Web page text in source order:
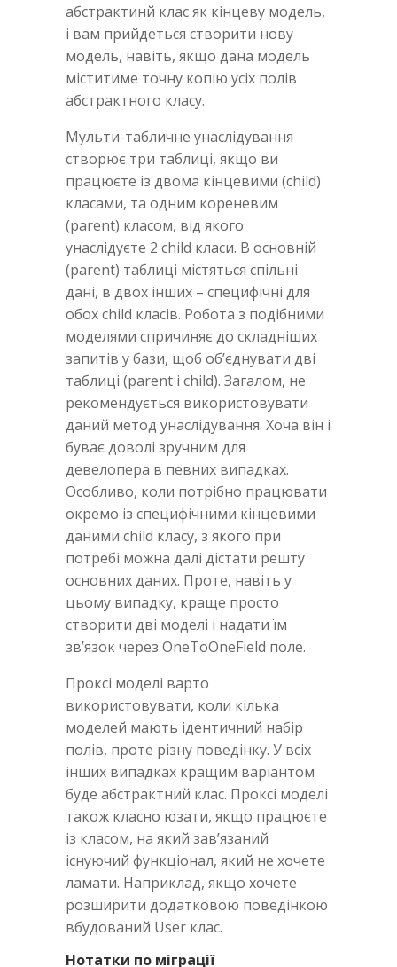
абстрактинй клас як кінцеву модель,
і вам прийдеться створити нову
модель, навіть, якщо дана модель
міститиме точну копію усіх полів
абстрактного класу.
Мульти-табличне унаслідування
створює три таблиці, якщо ви
працюєте із двома кінцевими (child)
класами, та одним кореневим
(parent) класом, від якого
унаслідуєте 2 child класи. В основній
(parent) таблиці містяться спільні
дані, в двох інших – специфічні для
обох child класів. Робота з подібними
моделями спричиняє до складніших
запитів у бази, щоб об’єднувати дві
таблиці (parent i child). Загалом, не
рекомендується використовувати
даний метод унаслідування. Хоча він і
буває доволі зручним для
девелопера в певних випадках.
Особливо, коли потрібно працювати
окремо із специфічними кінцевими
даними child класу, з якого при
потребі можна далі дістати решту
основних даних. Проте, навіть у
цьому випадку, краще просто
створити дві моделі і надати їм
зв’язок через OneToOneField поле.
Проксі моделі варто
використовувати, коли кілька
моделей мають ідентичний набір
полів, проте різну поведінку. У всіх
інших випадках кращим варіантом
буде абстрактний клас. Проксі моделі
також класно юзати, якщо працюєте
із класом, на який зав’язаний
існуючий функціонал, який не хочете
ламати. Наприклад, якщо хочете
розширити додатковою поведінкою
вбудований User клас.
Нотатки по міграції